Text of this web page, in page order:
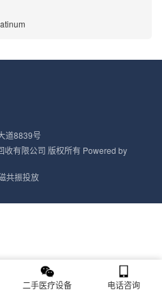
道8839号
收有限公司 版权所有 Powered by
共振投放
二手医疗设备 电话咨询